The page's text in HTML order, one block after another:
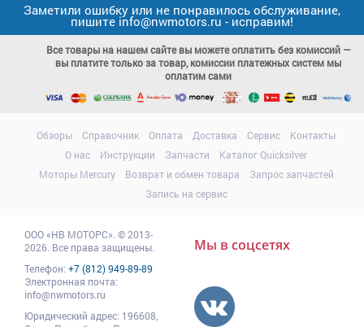
Заметили ошибку или не понравилось обслуживание,
пишите info@nwmotors.ru - исправим!
Все товары на нашем сайте вы можете оплатить без комиссий —
вы платите только за товар, комиссии платежных систем мы
оплатим сами
Обзоры Справочник Оплата Доставка Сервис
Контакты
О нас
Инструкции Запчасти
Каталог Quicksilver
Моторы Mercury
Возврат и обмен товара
Запрос запчастей
Запись на сервис
ООО«НВ МОТОРС». © 2013-
2026. Все права защищены.
Телефон: +7 (812) 949-89-89
Электронная почта:
info@nwmotors.ru
Юридический адрес: 196608,
Мы в соцсетях